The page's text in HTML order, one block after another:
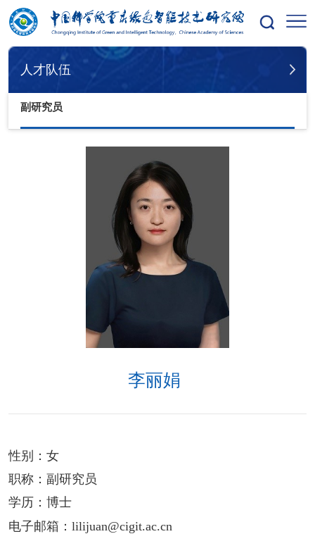
您的位置：首页 人才队伍 副研究员
人才队伍
副研究员
李丽娟
性别：女
职称：副研究员
学历：博士
电子邮箱：lilijuan@cigit.ac.cn